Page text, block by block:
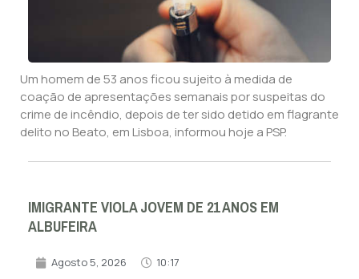
Um homem de 53 anos ficou sujeito à medida de
coação de apresentações semanais por suspeitas do
crime de incêndio, depois de ter sido detido em flagrante
delito no Beato, em Lisboa, informou hoje a PSP.
IMIGRANTE VIOLA JOVEM DE 21 ANOS EM
ALBUFEIRA
Agosto 5, 2026 10:17